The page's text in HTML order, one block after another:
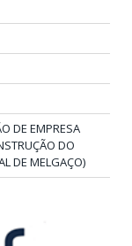
DE EMPRESA
DO
DE MELGAÇO)